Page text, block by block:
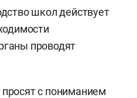
школ действует
проводят
с пониманием